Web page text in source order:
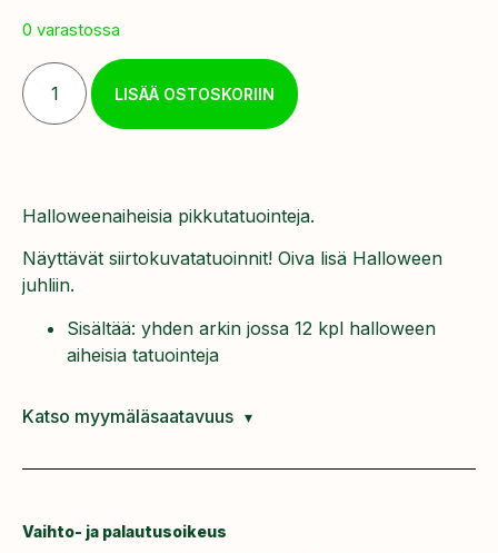
0 varastossa
LISÄÄ OSTOSKORIIN
Halloweenaiheisia pikkutatuointeja.
Näyttävät siirtokuvatatuoinnit! Oiva lisä Halloween
juhliin.
Sisältää: yhden arkin jossa 12 kpl halloween
aiheisia tatuointeja
Katso myymäläsaatavuus
Vaihto- ja palautusoikeus